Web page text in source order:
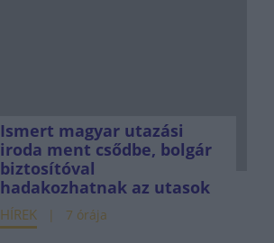
Ismert magyar utazási
iroda ment csődbe, bolgár
biztosítóval
hadakozhatnak az utasok
HÍREK 7 órája